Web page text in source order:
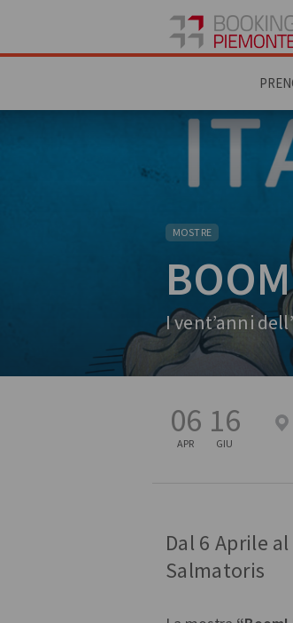
MOSTRE
I vent’anni
06
APR
16
GIU
Dal 6 Aprile
Salmatoris